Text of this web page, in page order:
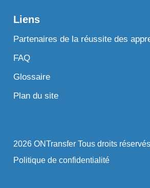
Liens
Partenaires de la réussite des
FAQ
Glossaire
Plan du site
2026 ONTransfer Tous droits réservés
Politique de confidentialité